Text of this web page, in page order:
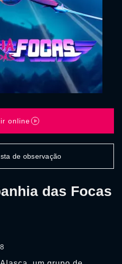
das Focas
online
de observação